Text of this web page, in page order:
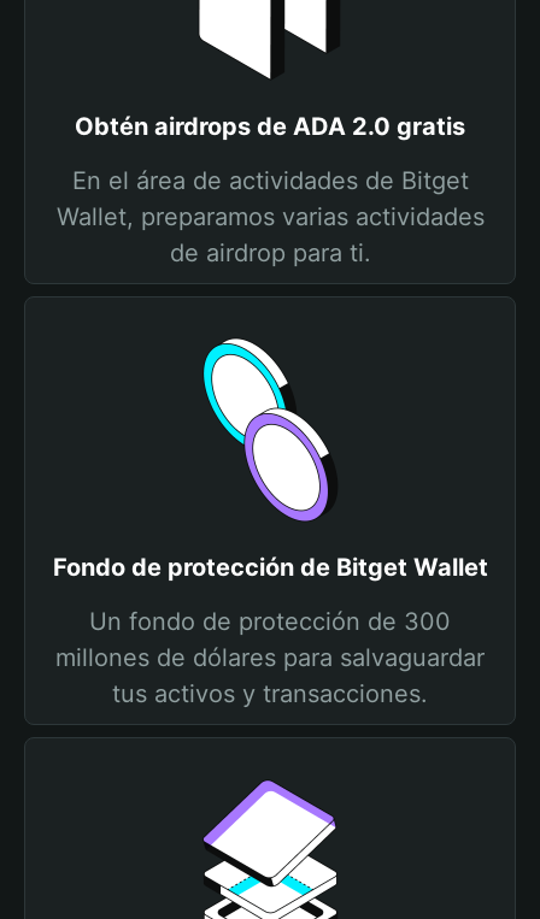
Obtén airdrops de ADA 2.0 gratis
En el área de actividades de Bitget
Wallet, preparamos varias actividades
de airdrop para ti.
Fondo de protección de Bitget Wallet
Un fondo de protección de 300
millones de dólares para salvaguardar
tus activos y transacciones.